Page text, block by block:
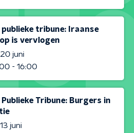
publieke tribune: Iraanse
is vervlogen
juni
- 16:00
Publieke Tribune: Burgers in
juni